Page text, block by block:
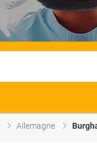
Allemagne